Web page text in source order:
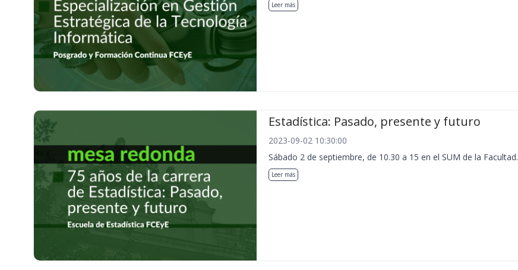
Leer más
Estadística: Pasado, presente y futuro
2023-09-02 10:30:00
Sábado 2 de septiembre, de 10.30 a 15 en el SUM de la Facultad.
Leer más